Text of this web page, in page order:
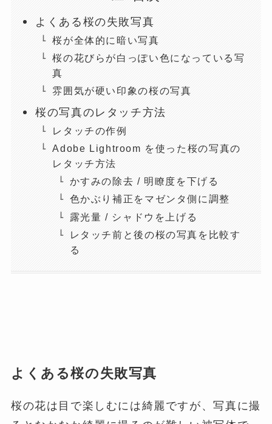
よくある桜の失敗写真
桜が全体的に暗い写真
桜の花びらが白っぽい色になっている写
真
雰囲気が硬い印象の桜の写真
桜の写真のレタッチ方法
レタッチの作例
Adobe Lightroom を使った桜の写真の
レタッチ方法
かすみの除去 / 明瞭度を下げる
色かぶり補正をマゼンタ側に調整
露光量 / シャドウを上げる
レタッチ前と後の桜の写真を比較す
る
よくある桜の失敗写真
桜の花は目で楽しむには綺麗ですが、写真に撮